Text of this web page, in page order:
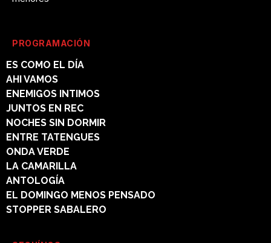
PROGRAMACIÓN
ES COMO EL DÍA
AHI VAMOS
ENEMIGOS INTIMOS
JUNTOS EN REC
NOCHES SIN DORMIR
ENTRE TATENGUES
ONDA VERDE
LA CAMARILLA
ANTOLOGÍA
EL DOMINGO MENOS PENSADO
STOPPER SABALERO